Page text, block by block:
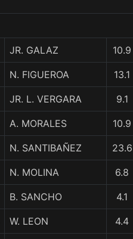
JR. GALAZ 10.9
N. FIGUEROA 13.1
JR. L. VERGARA 9.1
A. MORALES 10.9
N. SANTIBAÑEZ 23.6
N. MOLINA 6.8
B. SANCHO 4.1
W. LEON 4.4